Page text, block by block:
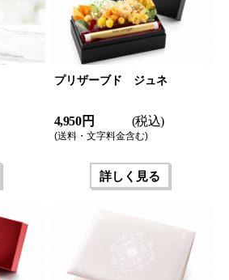
プリザーブド ジュネ
4,950 円 (税込)
(送料・文字料金含む)
詳しく見る